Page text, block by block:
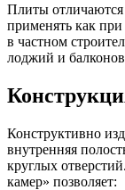
Плиты
применять как
в частном
лоджий и
Конструктивно
внутренняя
круглых
камер» позволяет: